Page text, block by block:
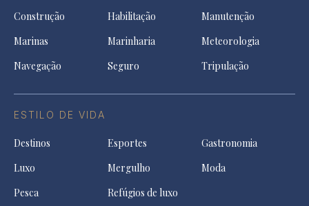
Construção Habilitação
Manutenção
Marinas
Marinharia
Meteorologia
Navegação
Seguro Tripulação
ESTILO DE VIDA
Destinos Esportes
Gastronomia
Luxo
Mergulho
Moda
Pesca
Refúgios de luxo